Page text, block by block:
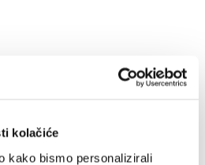
kolačiće
kako bismo personalizirali